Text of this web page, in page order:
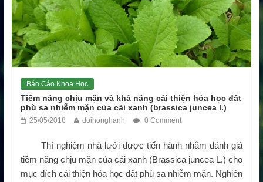
Báo Cáo Khoa Học
Tiềm năng chịu mặn và khả năng cải thiện hóa học đất
phù sa nhiễm mặn của cải xanh (brassica juncea l.)
25/05/2018 doihonghanh 0 Comment
Thí nghiệm nhà lưới được tiến hành nhằm đánh giá
tiềm năng chịu mặn của cải xanh (Brassica juncea L.) cho
mục đích cải thiện hóa học đất phù sa nhiễm mặn. Nghiên